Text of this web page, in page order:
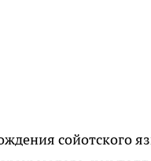
сойотского